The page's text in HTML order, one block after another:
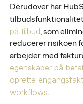
Derudover har
på tilbud, som
reducerer risikoen
arbejder med
egenskaber på
oprette
workflows.